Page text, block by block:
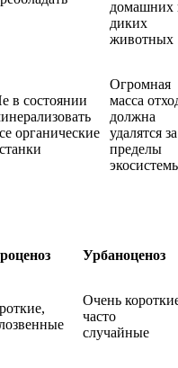
домашних
диких
животных
в состоянии
органические
Огромная
масса
должна
удалятся за
пределы
Урбаноценоз
Очень
часто
случайные